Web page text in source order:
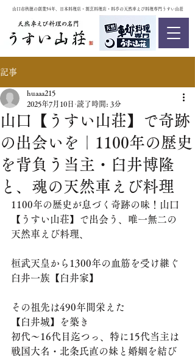
山口市秋穂の創業54年、日本料理店・割烹料理店・料亭の天然車えび料理専門うすい山荘
記事
山口【うすい山荘】で奇跡
の出会いを｜1100年の歴史
を背負う当主・臼井博隆
と、魂の天然車えび料理
huaaa215
2025年7月10日 読了時間: 3分
1100年の歴史が息づく奇跡の味！山口
【うすい山荘】で出会う、唯一無二の
天然車えび料理、
桓武天皇から1300年の血筋を受け継ぐ
臼井一族【臼井家】
その祖先は490年間栄えた
【臼井城】を築き
初代～16代目迄つっ、特に15代当主は
戦国大名・北条氏直の妹と婚姻を結び